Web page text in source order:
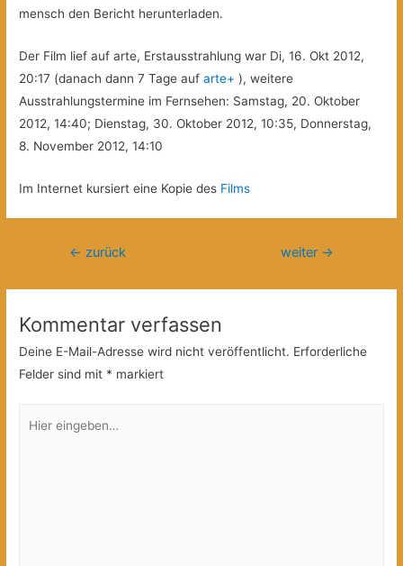
mensch den Bericht herunterladen.
Der Film lief auf arte, Erstausstrahlung war Di, 16. Okt 2012,
20:17 (danach dann 7 Tage aufarte+ ), weitere
Ausstrahlungstermine im Fernsehen: Samstag, 20. Oktober
2012, 14:40; Dienstag, 30. Oktober 2012, 10:35, Donnerstag,
8. November 2012, 14:10
Im Internet kursiert eine Kopie des Films
Beitragsnavigation
← zurück weiter →
Kommentar verfassen
Deine E-Mail-Adresse wird nicht veröffentlicht. Erforderliche
Felder sind mit * markiert
eingeben…